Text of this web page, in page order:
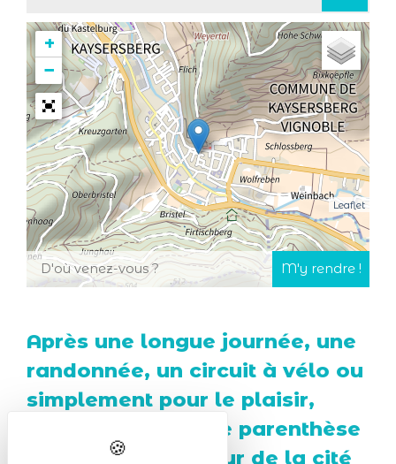
+
−
Leaflet
Après une longue journée, une
randonnée, un circuit à vélo ou
simplement pour le plaisir,
accordez-vous une parenthèse
de détente au coeur de la cité